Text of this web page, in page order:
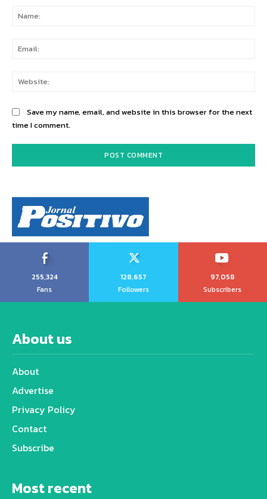
Save my name, email, and website in this browser for the next
time I comment.
255,324
Fans
128,657
Followers
97,058
Subscribers
About us
About
Advertise
Privacy Policy
Contact
Subscribe
Most recent